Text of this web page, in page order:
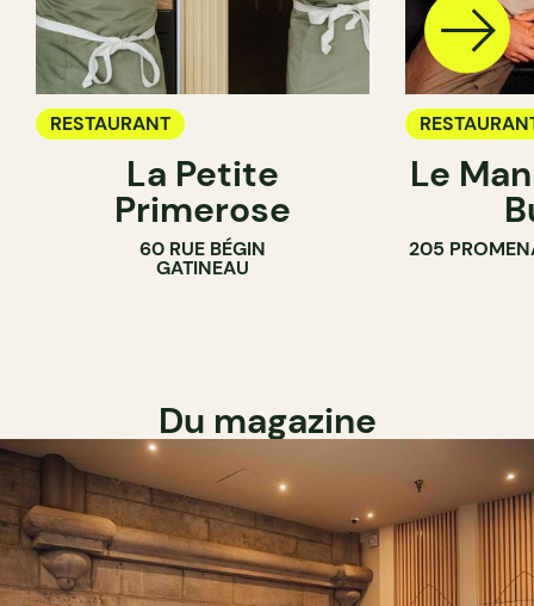
RESTAURANT
La Petite
Primerose
60 RUE BÉGIN
GATINEAU
Le
205
Du magazine